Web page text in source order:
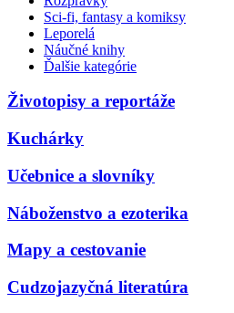
Sci-fi, fantasy a komiksy
Leporelá
Náučné knihy
Ďalšie kategórie
Životopisy a reportáže
Kuchárky
Učebnice a slovníky
Náboženstvo a ezoterika
Mapy a cestovanie
Cudzojazyčná literatúra